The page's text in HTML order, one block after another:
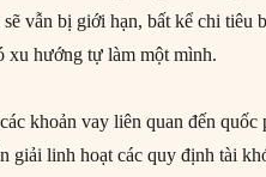
vẫn bị giới hạn, bất kể chi tiêu
xu hướng tự làm một mình.
khoản vay liên quan đến
giải linh hoạt các quy định tài